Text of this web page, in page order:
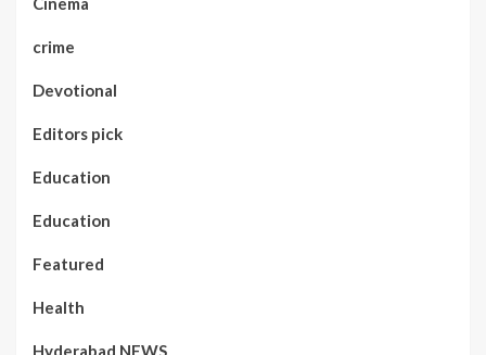
crime
Devotional
Editors pick
Education
Education
Featured
Health
Hyderabad NEWS